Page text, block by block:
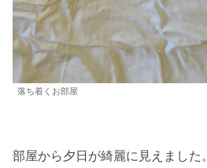
落ち着くお部屋
部屋から夕日が綺麗に見えました。